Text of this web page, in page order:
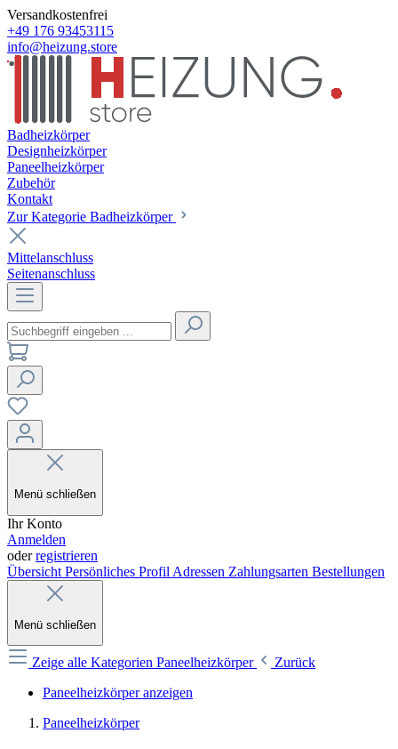
Versandkostenfrei
+49 176 93453115
info@heizung.store
Badheizkörper
Designheizkörper
Paneelheizkörper
Zubehör
Kontakt
Zur Kategorie Badheizkörper
Mittelanschluss
Seitenanschluss
Menü schließen
Ihr Konto
Anmelden
oderregistrieren
Übersicht Persönliches Profil Adressen Zahlungsarten Bestellungen
Menü schließen
Zeige alle Kategorien Paneelheizkörper
Zurück
Paneelheizkörper anzeigen
Paneelheizkörper